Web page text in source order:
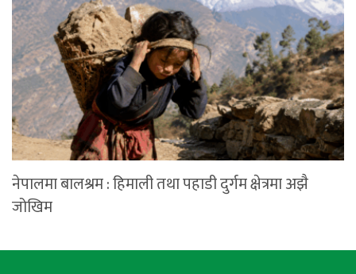
नेपालमा बालश्रम : हिमाली तथा पहाडी दुर्गम क्षेत्रमा अझै
जोखिम